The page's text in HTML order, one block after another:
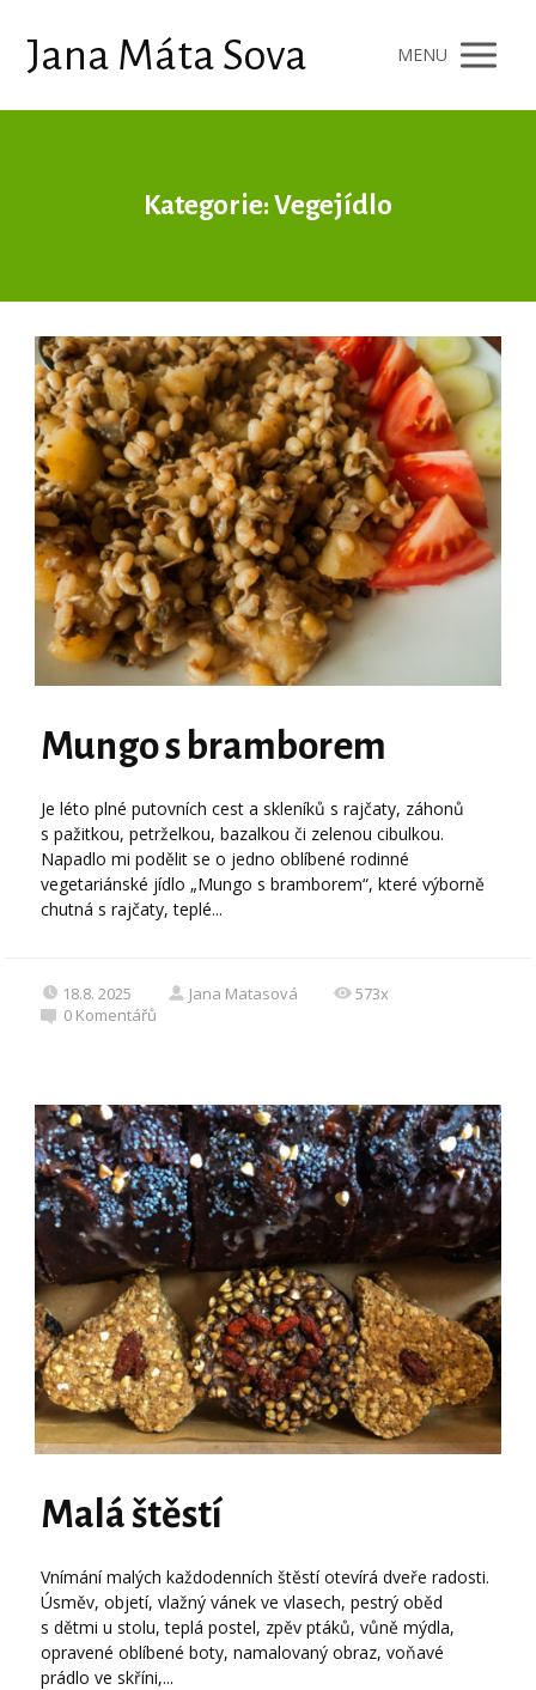
Jana Máta Sova MENU
Kategorie: Vegejídlo
Mungo s bramborem
Je léto plné putovních cest a skleníků s rajčaty, záhonů
s pažitkou, petrželkou, bazalkou či zelenou cibulkou.
Napadlo mi podělit se o jedno oblíbené rodinné
vegetariánské jídlo „Mungo s bramborem“, které výborně
chutná s rajčaty, teplé...
18.8. 2025 Jana Matasová
573x
0 Komentářů
Malá štěstí
Vnímání malých každodenních štěstí otevírá dveře radosti.
Úsměv, objetí, vlažný vánek ve vlasech, pestrý oběd
s dětmi u stolu, teplá postel, zpěv ptáků, vůně mýdla,
opravené oblíbené boty, namalovaný obraz, voňavé
prádlo ve skříni,...